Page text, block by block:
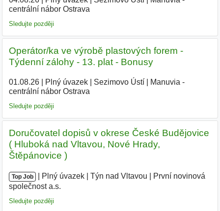
centrální nábor Ostrava
Sledujte později
Operátor/ka ve výrobě plastových forem -
Týdenní zálohy - 13. plat - Bonusy
01.08.26| Plný úvazek| Sezimovo Ústí|
Manuvia -
centrální nábor Ostrava
Sledujte později
Doručovatel dopisů v okrese České Budějovice
( Hluboká nad Vltavou, Nové Hrady,
Štěpánovice )
Top Job Plný úvazek Týn nad Vltavou
První novinová
společnost a.s.
Sledujte později